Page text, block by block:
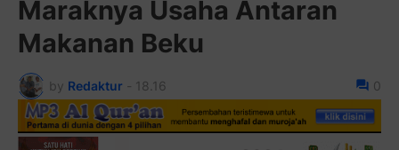
Maraknya Usaha Antaran
Makanan Beku
by Redaktur - 18.16 0